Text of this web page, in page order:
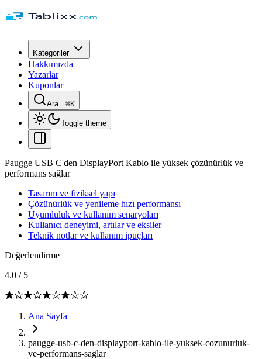
Kategoriler
Hakkımızda
Yazarlar
Kuponlar
Ara...⌘K
Toggle theme
Paugge USB C'den DisplayPort Kablo ile yüksek çözünürlük ve
performans sağlar
Tasarım ve fiziksel yapı
Çözünürlük ve yenileme hızı performansı
Uyumluluk ve kullanım senaryoları
Kullanıcı deneyimi, artılar ve eksiler
Teknik notlar ve kullanım ipuçları
Değerlendirme
4.0 / 5
Ana Sayfa
paugge-usb-c-den-displayport-kablo-ile-yuksek-cozunurluk-
ve-performans-saglar